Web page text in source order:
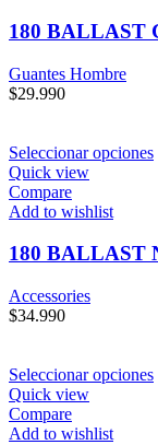
180 BALLAST
Guantes Hombre
$29.990
Seleccionar opciones
Quick view
Compare
Add to wishlist
180 BALLAST
Accessories
$34.990
Seleccionar opciones
Quick view
Compare
Add to wishlist